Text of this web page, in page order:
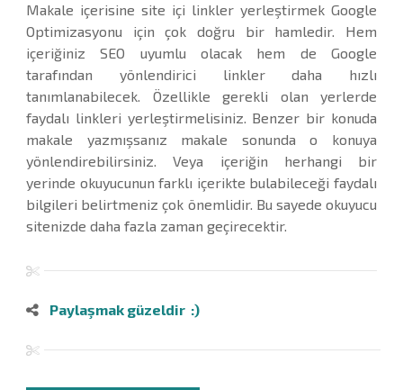
Makale içerisine site içi linkler yerleştirmek Google
Optimizasyonu için çok doğru bir hamledir. Hem
içeriğiniz SEO uyumlu olacak hem de Google
tarafından yönlendirici linkler daha hızlı
tanımlanabilecek. Özellikle gerekli olan yerlerde
faydalı linkleri yerleştirmelisiniz. Benzer bir konuda
makale yazmışsanız makale sonunda o konuya
yönlendirebilirsiniz. Veya içeriğin herhangi bir
yerinde okuyucunun farklı içerikte bulabileceği faydalı
bilgileri belirtmeniz çok önemlidir. Bu sayede okuyucu
sitenizde daha fazla zaman geçirecektir.
Paylaşmak güzeldir :)